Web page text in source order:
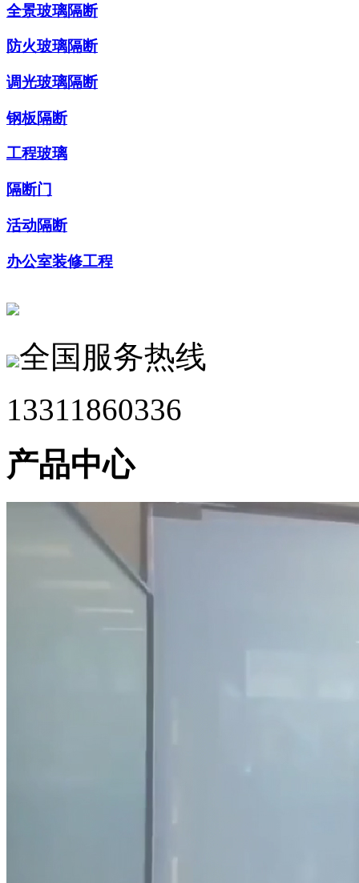
全景玻璃隔断
防火玻璃隔断
调光玻璃隔断
钢板隔断
工程玻璃
隔断门
活动隔断
办公室装修工程
全国服务热线
13311860336
产品中心